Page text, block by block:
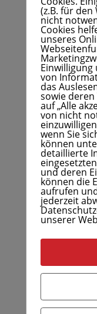
(z.B. für
nicht
Cookies
unseres
Einwilligung
von
das
sowie deren
auf „Alle
von nicht
wenn Sie
können
detaillierte
und deren
können die
aufrufen
jederzeit
unserer